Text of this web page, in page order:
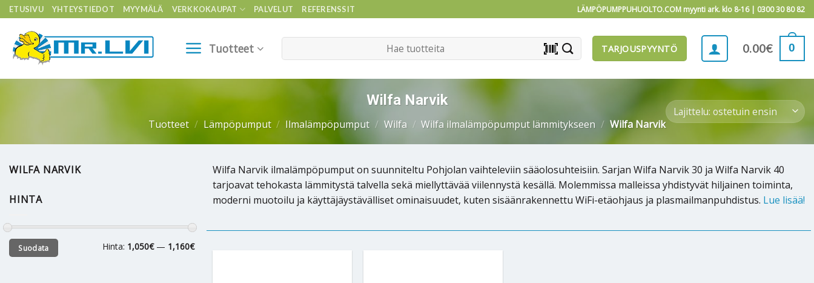
Skip
to
content
ETUSIVU YHTEYSTIEDOT MYYMÄLÄ VERKKOKAUPAT PALVELUT REFERENSSIT LÄMPÖPUMPPUHUOLTO.COM myynti ark. klo 8-16 | 0300 30 80 82
Tuotteet barcode_scanner TARJOUSPYYNTÖ 0.00€ 0
Wilfa Narvik
Tuotteet / Lämpöpumput / Ilmalämpöpumput / Wilfa / Wilfa ilmalämpöpumput lämmitykseen / Wilfa Narvik
WILFA NARVIK
HINTA
Minimihinta
Maksimihinta
Suodata Hinta: 1,050€— 1,160€
Wilfa Narvik ilmalämpöpumput on suunniteltu Pohjolan vaihteleviin sääolosuhteisiin. Sarjan Wilfa Narvik 30 ja Wilfa Narvik 40
tarjoavat tehokasta lämmitystä talvella sekä miellyttävää viilennystä kesällä. Molemmissa malleissa yhdistyvät hiljainen toiminta,
moderni muotoilu ja käyttäjäystävälliset ominaisuudet, kuten sisäänrakennettu WiFi-etäohjaus ja plasmailmanpuhdistus. Lue lisää!